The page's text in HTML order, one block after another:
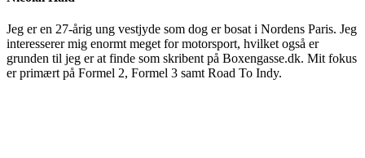
Jeg er en 27-årig ung vestjyde som dog er bosat i Nordens Paris. Jeg
interesserer mig enormt meget for motorsport, hvilket også er
grunden til jeg er at finde som skribent på Boxengasse.dk. Mit fokus
er primært på Formel 2, Formel 3 samt Road To Indy.